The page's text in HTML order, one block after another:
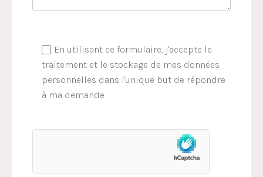
En utilisant ce formulaire, j'accepte le
traitement et le stockage de mes données
personnelles dans l'unique but de répondre
à ma demande.